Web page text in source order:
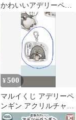
かわいいアデリーペン
¥500
マルイくじ アデリーペ
ンギン アクリルチャー
ム